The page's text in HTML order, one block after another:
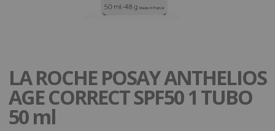
LA ROCHE POSAY ANTHELIOS
AGE CORRECT SPF50 1 TUBO
50 ml